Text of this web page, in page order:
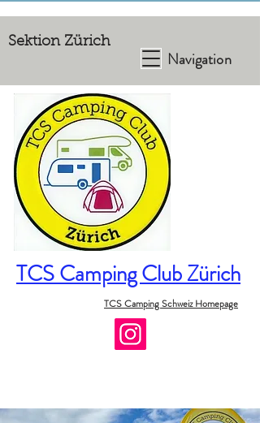
TCS Camping Schweiz Homepage
Sektion Zürich
Navigation
TCS Camping Club Zürich